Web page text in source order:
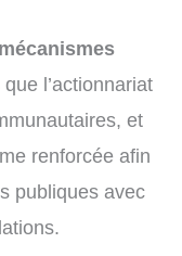
mécanismes
que l’actionnariat
et
renforcée afin
publiques avec